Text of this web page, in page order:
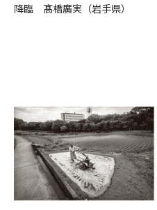
降臨 髙橋廣実（岩手県）